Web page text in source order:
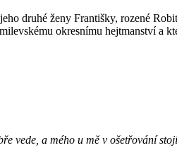
druhé ženy Františky, rozené
okresnímu hejtmanství a
vede, a mého u mě v ošetřování